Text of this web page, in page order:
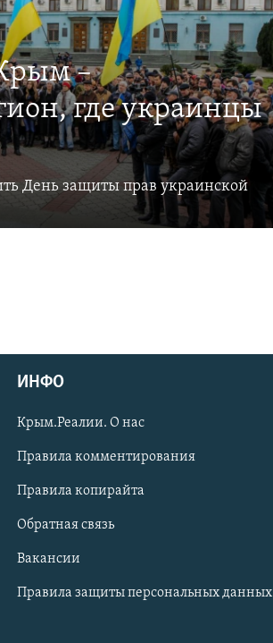
–
где украинцы
День защиты прав украинской
ИНФО
Крым.Реалии. О нас
Правила комментирования
Правила копирайта
Обратная связь
Вакансии
Правила защиты персональных данных